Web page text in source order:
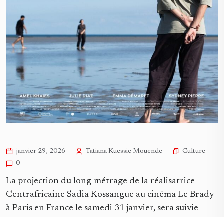
janvier 29, 2026 Tatiana Kuessie Mouende
Culture
0
La projection du long-métrage de la réalisatrice
Centrafricaine Sadia Kossangue au cinéma Le Brady
à Paris en France le samedi 31 janvier, sera suivie